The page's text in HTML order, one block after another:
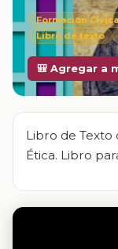
Formación
Libro de texto
🎒 Agregar a
Libro de Texto
Ética. Libro